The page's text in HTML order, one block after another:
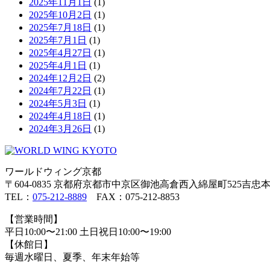
2025年10月2日 (1)
2025年7月18日 (1)
2025年7月1日 (1)
2025年4月27日 (1)
2025年4月1日 (1)
2024年12月2日 (2)
2024年7月22日 (1)
2024年5月3日 (1)
2024年4月18日 (1)
2024年3月26日 (1)
ワールドウィング京都
〒604-0835 京都府京都市中京区御池高倉西入綿屋町525吉忠
TEL： 075-212-8889 FAX：075-212-8853
【営業時間】
平日10:00〜21:00 土日祝日10:00〜19:00
【休館日】
毎週水曜日、夏季、年末年始等